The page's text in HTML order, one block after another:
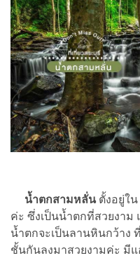
น้ำตกสามหลั่นตั้งอยู่ใน
ค่ะ ซึ่งเป็นน้ำตกที่สวยงา
น้ำตกจะเป็นลานหินกว้าง
ชั้นกันลงมาสวยงามค่ะ มี